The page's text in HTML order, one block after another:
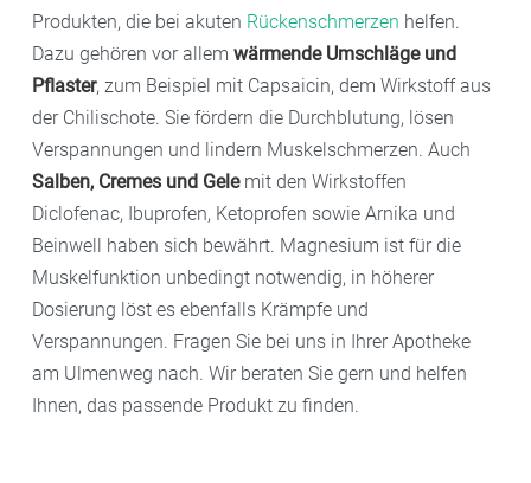
Produkten, die bei akuten Rückenschmerzen helfen.
Dazu gehören vor allem wärmende Umschläge und
Pflaster, zum Beispiel mit Capsaicin, dem Wirkstoff aus
der Chilischote. Sie fördern die Durchblutung, lösen
Verspannungen und lindern Muskelschmerzen. Auch
Salben, Cremes und Gelemit den Wirkstoffen
Diclofenac, Ibuprofen, Ketoprofen sowie Arnika und
Beinwell haben sich bewährt. Magnesium ist für die
Muskelfunktion unbedingt notwendig, in höherer
Dosierung löst es ebenfalls Krämpfe und
Verspannungen. Fragen Sie bei uns in Ihrer Apotheke
am Ulmenweg nach. Wir beraten Sie gern und helfen
Ihnen, das passende Produkt zu finden.